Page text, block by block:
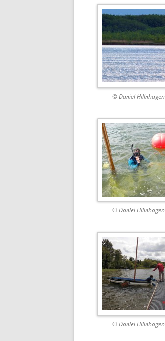
© Daniel Hillnhagen
© Daniel Hillnhagen
© Daniel Hillnhagen